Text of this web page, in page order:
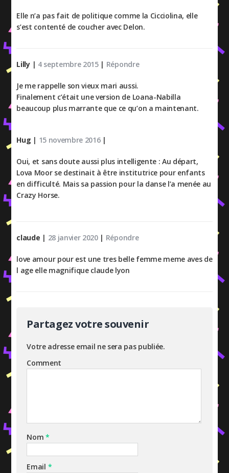
Elle n’a pas fait de politique comme la Cicciolina, elle
s’est contenté de coucher avec Delon.
Lilly | 4 septembre 2015| Répondre
Je me rappelle son vieux mari aussi.
Finalement c’était une version de Loana-Nabilla
beaucoup plus marrante que ce qu’on a maintenant.
Hug | 15 novembre 2016|
Oui, et sans doute aussi plus intelligente : Au départ,
Lova Moor se destinait à être institutrice pour enfants
en difficulté. Mais sa passion pour la danse l’a menée au
Crazy Horse.
claude | 28 janvier 2020| Répondre
love amour pour est une tres belle femme meme aves de
l age elle magnifique claude lyon
Partagez votre souvenir
Votre adresse email ne sera pas publiée.
Comment
Nom*
Email *